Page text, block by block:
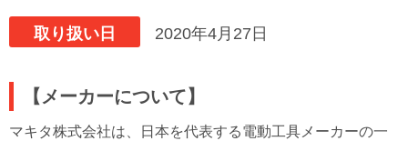
取り扱い日 2020年4月27日
【メーカーについて】
マキタ株式会社は、日本を代表する電動工具メーカーの一